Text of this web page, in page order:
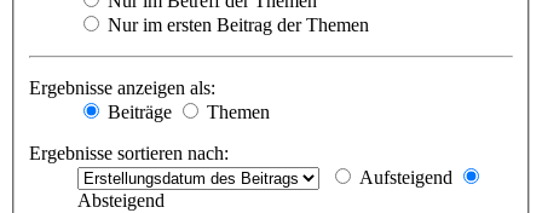
Nur im ersten Beitrag der Themen
Ergebnisse anzeigen als:
Beiträge
Themen
Ergebnisse sortieren nach:
Aufsteigend
Absteigend